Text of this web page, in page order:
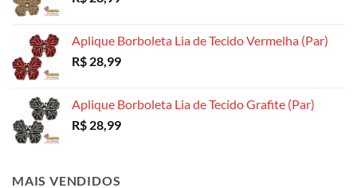
Aplique Borboleta Lia de Tecido Vermelha (Par)
R$ 28,99
Aplique Borboleta Lia de Tecido Grafite (Par)
R$ 28,99
MAIS VENDIDOS